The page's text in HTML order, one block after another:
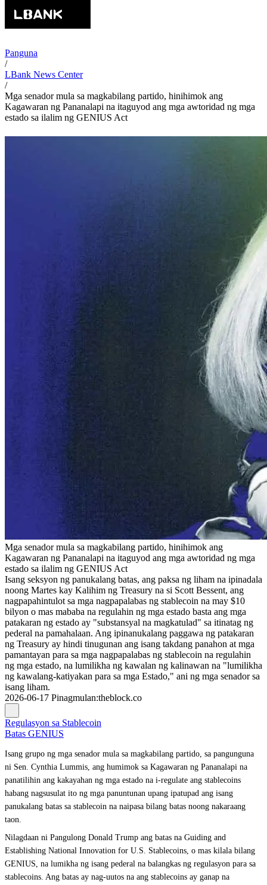
Panguna
/
LBank News Center
/
Mga senador mula sa magkabilang partido, hinihimok ang
Kagawaran ng Pananalapi na itaguyod ang mga awtoridad ng mga
estado sa ilalim ng GENIUS Act
Mga senador mula sa magkabilang partido, hinihimok ang
Kagawaran ng Pananalapi na itaguyod ang mga awtoridad ng mga
estado sa ilalim ng GENIUS Act
Isang seksyon ng panukalang batas, ang paksa ng liham na ipinadala
noong Martes kay Kalihim ng Treasury na si Scott Bessent, ang
nagpapahintulot sa mga nagpapalabas ng stablecoin na may $10
bilyon o mas mababa na regulahin ng mga estado basta ang mga
patakaran ng estado ay "substansyal na magkatulad" sa itinatag ng
pederal na pamahalaan. Ang ipinanukalang paggawa ng patakaran
ng Treasury ay hindi tinugunan ang isang takdang panahon at mga
pamantayan para sa mga nagpapalabas ng stablecoin na regulahin
ng mga estado, na lumilikha ng kawalan ng kalinawan na "lumilikha
ng kawalang-katiyakan para sa mga Estado," ani ng mga senador sa
isang liham.
2026-06-17 Pinagmulan:theblock.co
Regulasyon sa Stablecoin
Batas GENIUS
Isang grupo ng mga senador mula sa magkabilang partido, sa pangunguna
ni Sen. Cynthia Lummis, ang humimok sa Kagawaran ng Pananalapi na
panatilihin ang kakayahan ng mga estado na i-regulate ang stablecoins
habang nagsusulat ito ng mga panuntunan upang ipatupad ang isang
panukalang batas sa stablecoin na naipasa bilang batas noong nakaraang
taon.
Nilagdaan ni Pangulong Donald Trump ang batas na Guiding and
Establishing National Innovation for U.S. Stablecoins, o mas kilala bilang
GENIUS, na lumikha ng isang pederal na balangkas ng regulasyon para sa
stablecoins. Ang batas ay nag-uutos na ang stablecoins ay ganap na